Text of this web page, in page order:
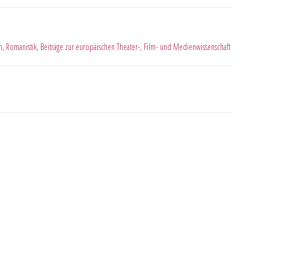
, Romanistik, Beiträge zur europäischen Theater-, Film- und Medienwissenschaft